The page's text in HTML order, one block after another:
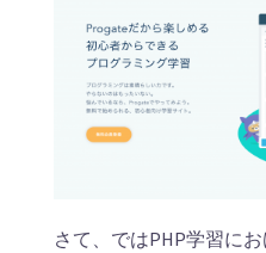
さて、ではPHP学習に